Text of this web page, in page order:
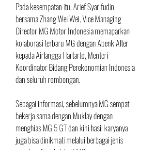
Pada kesempatan itu, Arief Syarifudin
bersama Zhang Wei Wei, Vice Managing
Director MG Motor Indonesia memaparkan
kolaborasi terbaru MG dengan Abenk Alter
kepada Airlangga Hartarto, Menteri
Koordinator Bidang Perekonomian Indonesia
dan seluruh rombongan.
Sebagai informasi, sebelumnya MG sempat
bekerja sama dengan Muklay dengan
menghias MG 5 GT dan kini hasil karyanya
juga bisa dinikmati melalui berbagai jenis
merchandise eksklusif MG.